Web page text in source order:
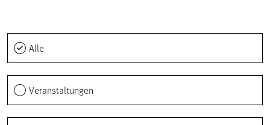
Alle
Veranstaltungen